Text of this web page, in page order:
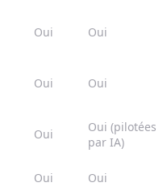
Oui Oui
Oui Oui
Oui
Oui (pilotées
par IA)
Oui Oui